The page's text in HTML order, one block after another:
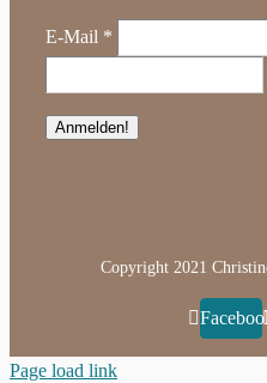
E-Mail *
Copyright 2021
Page load link